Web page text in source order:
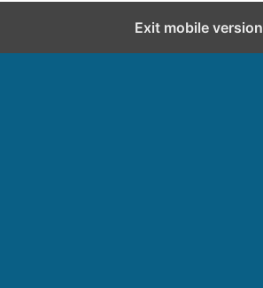
Exit mobile version